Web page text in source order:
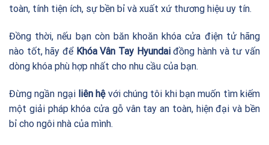
toàn, tính tiện ích, sự bền bỉ và xuất xứ thương hiệu uy tín.
Đồng thời, nếu bạn còn băn khoăn khóa cửa điện tử hãng
nào tốt, hãy để Khóa Vân Tay Hyundaiđồng hành và tư vấn
dòng khóa phù hợp nhất cho nhu cầu của bạn.
Đừng ngần ngại liên hệvới chúng tôi khi bạn muốn tìm kiếm
một giải pháp khóa cửa gỗ vân tay an toàn, hiện đại và bền
bỉ cho ngôi nhà của mình.